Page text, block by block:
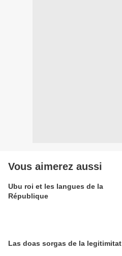
Vous aimerez aussi
Ubu roi et les langues de la
République
Las doas sorgas de la legitimitat